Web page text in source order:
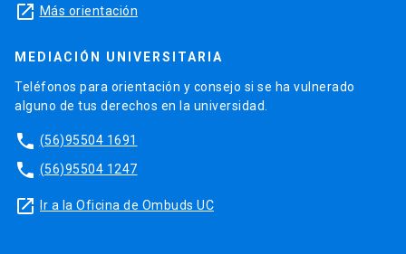
launch Más orientación
MEDIACIÓN UNIVERSITARIA
Teléfonos para orientación y consejo si se ha vulnerado
alguno de tus derechos en la universidad.
phone (56)95504 1691
phone (56)95504 1247
launch Ir a la Oficina de Ombuds UC